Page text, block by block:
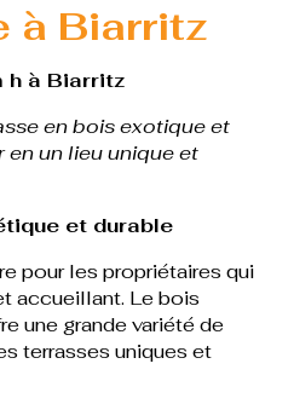
à Biarritz
h à Biarritz
en bois exotique et
un lieu unique et
et durable
pour les propriétaires qui
accueillant. Le bois
une grande variété de
terrasses uniques et